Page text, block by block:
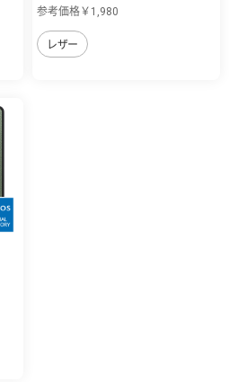
参考価格￥1,980
レザー